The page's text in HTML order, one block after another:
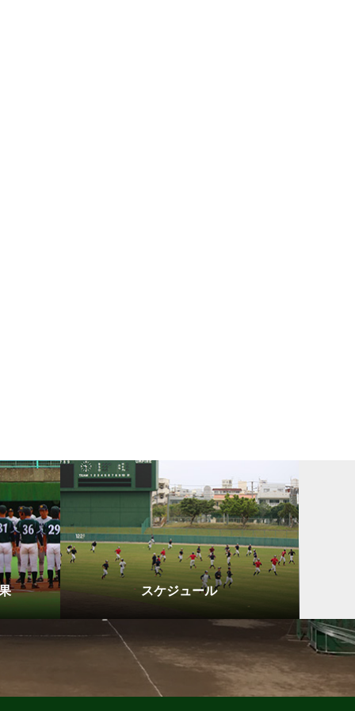
スケジュール